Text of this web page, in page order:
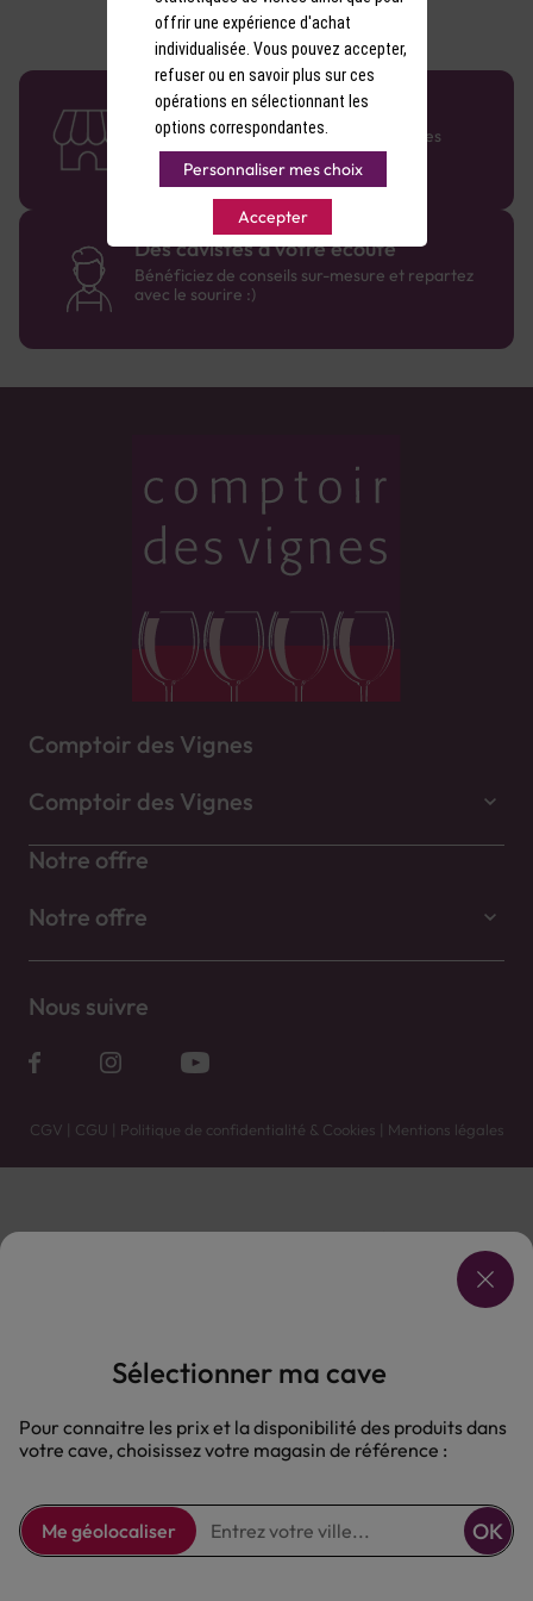
de savourer chaque note qui se révèle
progressivement.
58 caves en France
Retrouvez le réseau Comptoir des Vignes
partout en France !
Des cavistes à votre écoute
Bénéficiez de conseils sur-mesure et repartez
avec le sourire :)
Comptoir des Vignes
Comptoir des Vignes
Notre offre
Notre offre
Nous suivre
CGV | CGU | Politique de confidentialité & Cookies | Mentions légales
Vente uniquement en caves. Contactez votre caviste pour plus de renseignements.
L'ABUS D'ALCOOL EST DANGEREUX POUR LA SANTÉ, À CONSOMMER AVEC MODÉRATION.
offrir une expérience d'achat
individualisée. Vous pouvez accepter,
refuser ou en savoir plus sur ces
opérations en sélectionnant les
options correspondantes.
Personnaliser mes choix
Accepter
Sélectionner ma cave
Pour connaitre les prix et la disponibilité des produits dans
votre cave, choisissez votre magasin de référence :
Me géolocaliser OK